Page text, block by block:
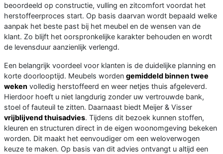
beoordeeld op constructie, vulling en zitcomfort voordat het
herstoffeerproces start. Op basis daarvan wordt bepaald welke
aanpak het beste past bij het meubel en de wensen van de
klant. Zo blijft het oorspronkelijke karakter behouden en wordt
de levensduur aanzienlijk verlengd.
Een belangrijk voordeel voor klanten is de duidelijke planning en
korte doorlooptijd. Meubels worden gemiddeld binnen twee
weken volledig herstoffeerd en weer netjes thuis afgeleverd.
Hierdoor hoeft u niet langdurig zonder uw vertrouwde bank,
stoel of fauteuil te zitten. Daarnaast biedt Meijer & Visser
vrijblijvend thuisadvies. Tijdens dit bezoek kunnen stoffen,
kleuren en structuren direct in de eigen woonomgeving bekeken
worden. Dit maakt het eenvoudiger om een weloverwogen
keuze te maken. Op basis van dit advies ontvangt u altijd een